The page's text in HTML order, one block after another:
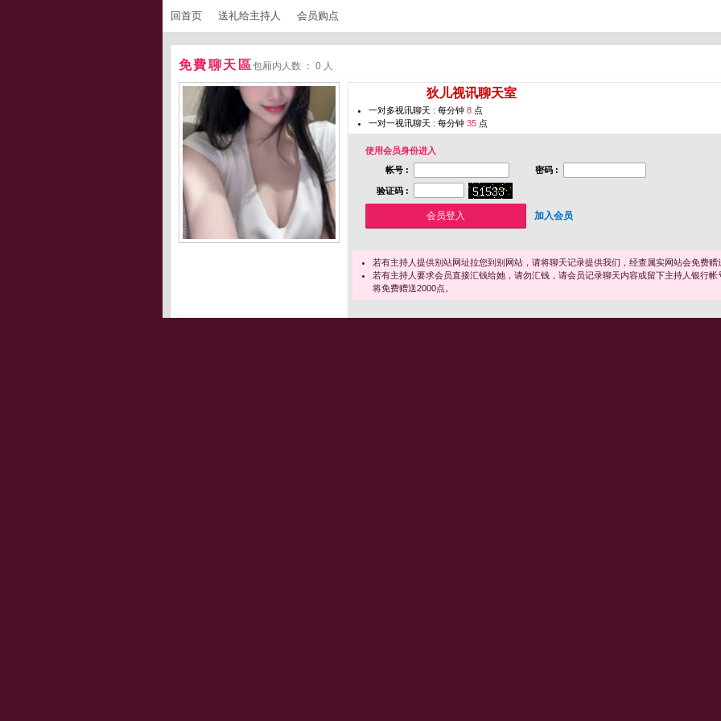
回首页 送礼给主持人 会员购点
免費聊天區包厢内人数 ： 0 人
狄儿视讯聊天室
一对多视讯聊天 : 每分钟 8 点
一对一视讯聊天 : 每分钟 35 点
使用会员身份进入
帐号 :
密码 :
验证码 :
加入会员
若有主持人提供别站网址拉您到别网站，请将聊天记录提供我们，经查属实网站会免费赠
若有主持人要求会员直接汇钱给她，请勿汇钱，请会员记录聊天内容或留下主持人银行
将免费赠送2000点。